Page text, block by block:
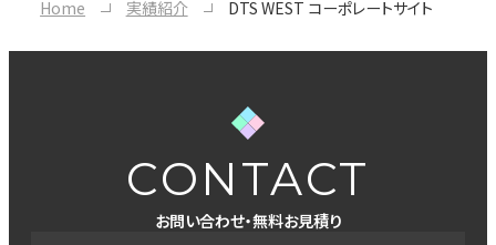
Home 実績紹介 DTS WEST コーポレートサイト
CONTACT
お問い合わせ・無料お見積り